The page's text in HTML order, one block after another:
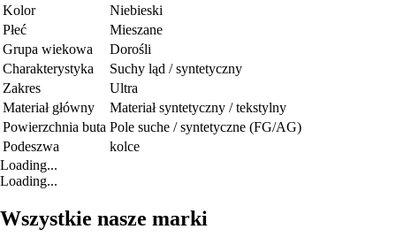
Kolor
Niebieski
Płeć
Mieszane
Grupa wiekowa
Dorośli
Charakterystyka
Suchy ląd / syntetyczny
Zakres
Ultra
Materiał główny
Materiał syntetyczny / tekstylny
Powierzchnia buta Pole suche / syntetyczne (FG/AG)
Podeszwa
kolce
Loading...
Loading...
Wszystkie nasze marki